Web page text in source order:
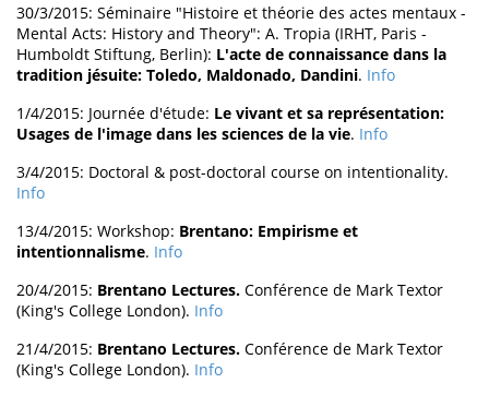
30/3/2015: Séminaire "Histoire et théorie des actes mentaux -
Mental Acts: History and Theory": A. Tropia (IRHT, Paris -
Humboldt Stiftung, Berlin): L'acte de connaissance dans la
tradition jésuite: Toledo, Maldonado, Dandini. Info
1/4/2015: Journée d'étude: Le vivant et sa représentation:
Usages de l'image dans les sciences de la vie. Info
3/4/2015: Doctoral & post-doctoral course on intentionality.
Info
13/4/2015: Workshop: Brentano: Empirisme et
intentionnalisme. Info
20/4/2015: Brentano Lectures. Conférence de Mark Textor
(King's College London). Info
21/4/2015: Brentano Lectures. Conférence de Mark Textor
(King's College London). Info